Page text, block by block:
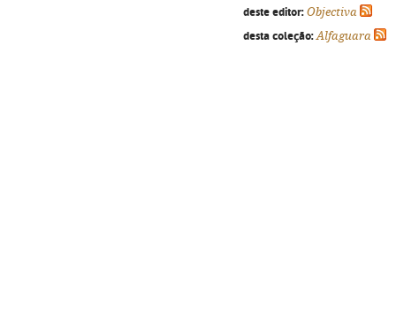
deste editor: Objectiva
desta coleção: Alfaguara